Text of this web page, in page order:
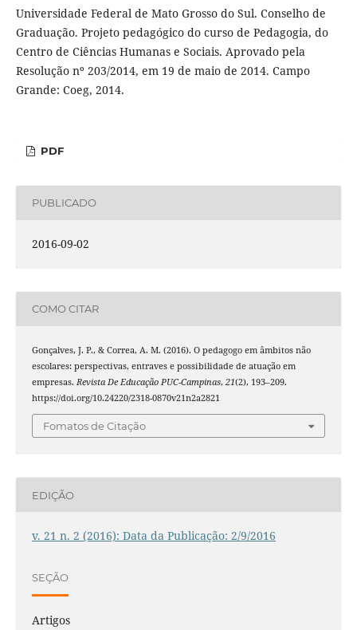
Universidade Federal de Mato Grosso do Sul. Conselho de
Graduação. Projeto pedagógico do curso de Pedagogia, do
Centro de Ciências Humanas e Sociais. Aprovado pela
Resolução nº 203/2014, em 19 de maio de 2014. Campo
Grande: Coeg, 2014.
PDF
PUBLICADO
2016-09-02
COMO CITAR
Gonçalves, J. P., & Correa, A. M. (2016). O pedagogo em âmbitos não
escolares: perspectivas, entraves e possibilidade de atuação em
empresas. Revista De Educação PUC-Campinas, 21(2), 193–209.
https://doi.org/10.24220/2318-0870v21n2a2821
Fomatos de Citação
EDIÇÃO
v. 21 n. 2 (2016): Data da Publicação: 2/9/2016
SEÇÃO
Artigos